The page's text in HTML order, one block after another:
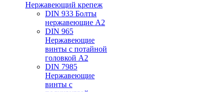
Нержавеющий крепеж
DIN 933 Болты
нержавеющие А2
DIN 965
Нержавеющие
винты с потайной
головкой А2
DIN 7985
Нержавеющие
винты с